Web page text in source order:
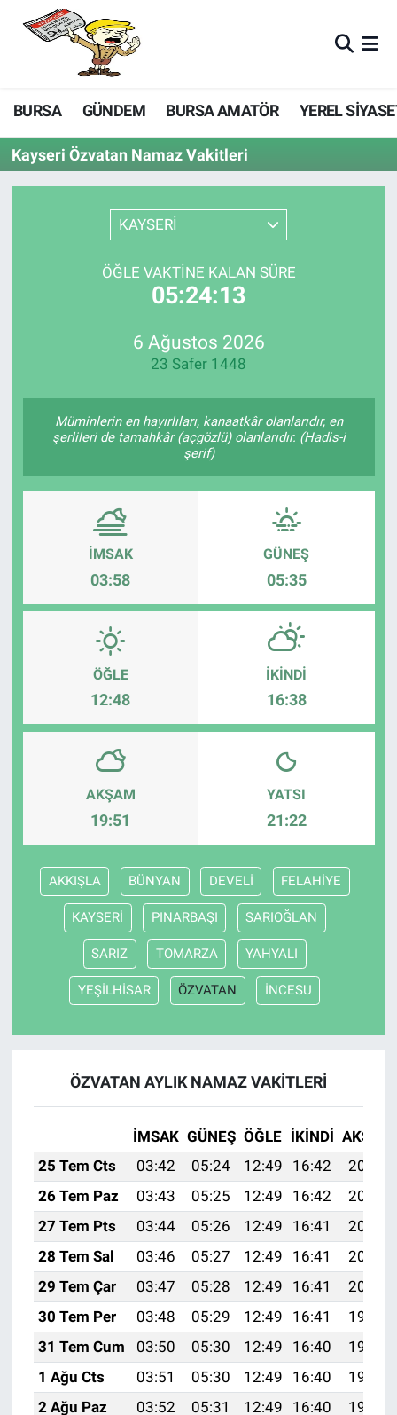
BURSA GÜNDEM BURSA AMATÖR YEREL
Kayseri Özvatan Namaz Vakitleri
KAYSERİ
ÖĞLE VAKTINE KALAN SÜRE
05:24:13
6 Ağustos 2026
23 Safer 1448
Müminlerin en hayırlıları, kanaatkâr olanlarıdır, en
şerlileri de tamahkâr (açgözlü) olanlarıdır. (Hadis-i
şerif)
İMSAK
03:58
GÜNEŞ
05:35
ÖĞLE
12:48
İKINDI
16:38
AKŞAM
19:51
YATSI
21:22
AKKIŞLA BÜNYAN DEVELİ FELAHİYE
KAYSERİ PINARBAŞI SARIOĞLAN
SARIZ TOMARZA YAHYALI
YEŞİLHİSAR ÖZVATAN İNCESU
ÖZVATAN AYLIK NAMAZ VAKITLERI
İMSAK GÜNEŞ ÖĞLE İKINDI AKŞAM
25 Tem Cts
03:42 05:24 12:49 16:42
20:03
26 Tem Paz
03:43 05:25 12:49 16:42
20:02
27 Tem Pts
03:44 05:26 12:49 16:41
20:02
28 Tem Sal
03:46 05:27 12:49 16:41
20:01
29 Tem Çar
03:47 05:28 12:49 16:41
20:00
30 Tem Per
03:48 05:29 12:49 16:41
19:59
31 Tem Cum
03:50 05:30 12:49 16:40
19:58
1 Ağu Cts
03:51 05:30 12:49 16:40
19:57
2 Ağu Paz
03:52 05:31 12:49 16:40
19:56